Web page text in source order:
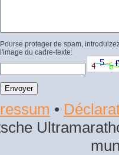
Pourse proteger de spam,
l'image du cadre-texte:
•